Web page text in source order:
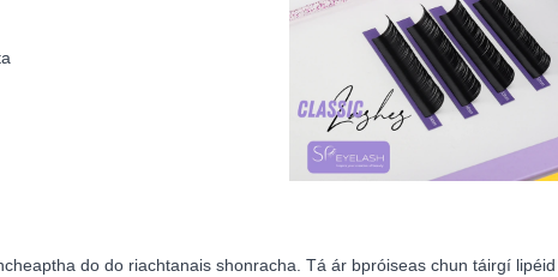
do do riachtanais shonracha. Tá ár bpróiseas chun táirgí